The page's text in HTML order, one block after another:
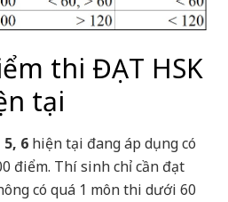
thi ĐẠT HSK
tại
5, 6 hiện tại đang áp dụng có
điểm. Thí sinh chỉ cần đạt
có quá 1 môn thi dưới 60